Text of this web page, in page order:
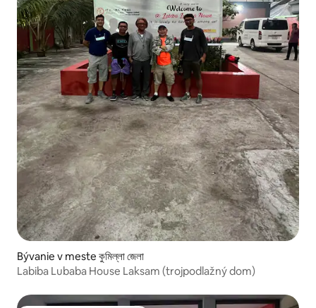
Bývanie v meste কুমিল্লা জেলা
Labiba Lubaba House Laksam (trojpodlažný dom)